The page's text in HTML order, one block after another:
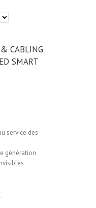
CABLING
SMART
service des
génération